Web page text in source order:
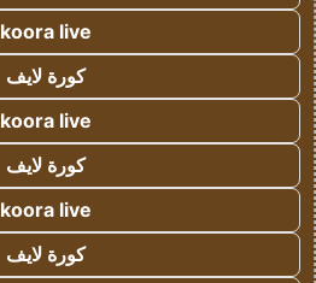
koora live
كورة لايف
koora live
كورة لايف
koora live
كورة لايف